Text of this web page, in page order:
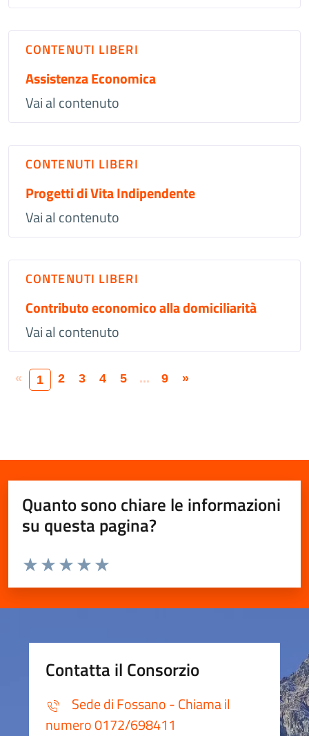
CONTENUTI LIBERI
Assistenza Economica
Vai al contenuto
CONTENUTI LIBERI
Progetti di Vita Indipendente
Vai al contenuto
CONTENUTI LIBERI
Contributo economico alla domiciliarità
Vai al contenuto
« 1 2 3 4 5 ... 9 »
Quanto sono chiare le informazioni
su questa pagina?
Valuta da 1 a 5 stelle la pagina
Valuta 5 stelle su 5
Valuta 4 stelle su 5
Valuta 3 stelle su 5
Valuta 2 stelle su 5
Valuta 1 stelle su 5
Contatta il Consorzio
Sede di Fossano - Chiama il
numero 0172/698411